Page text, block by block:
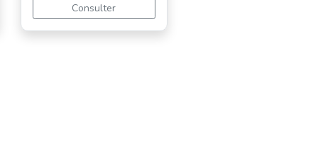
Consulter